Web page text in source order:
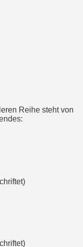
Reihe steht von